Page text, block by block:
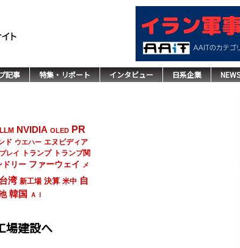
記事 特集・リポート インタビュー 日系企業 NEWS
LLM NVIDIA OLED PR
ド ウエハー エヌビディア
レイ トランプ
トランプ関
ドリー ファーウェイ メ
台湾 新工場 決算 米中 自
韓国 ＡＩ
場建設へ